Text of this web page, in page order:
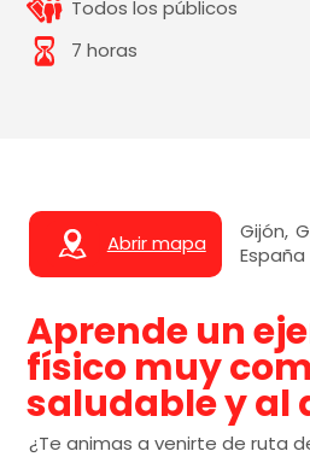
Todos los públicos
7 horas
Abrir mapa
Gijón,
España
Aprende un
físico muy
saludable y al
¿Te animas a venirte de ruta